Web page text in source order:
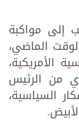
إلى مواكبة
الماضي،
الأمريكية،
من الرئيس
السياسية،